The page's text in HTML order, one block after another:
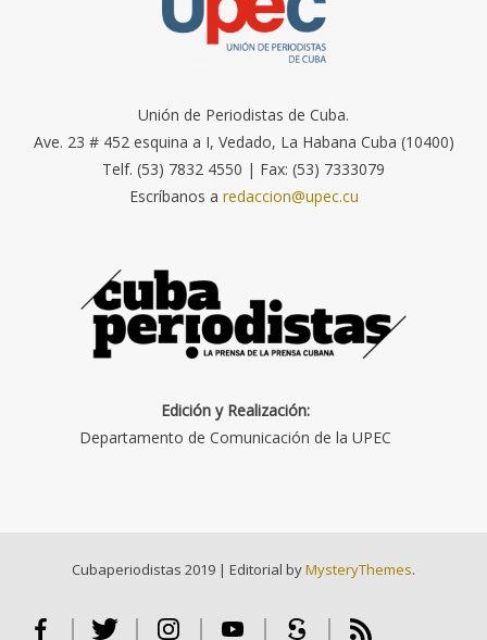
Unión de Periodistas de Cuba.
Ave. 23 # 452 esquina a I, Vedado, La Habana Cuba (10400)
Telf. (53) 7832 4550 | Fax: (53) 7333079
Escríbanos a redaccion@upec.cu
Edición y Realización:
Departamento de Comunicación de la UPEC
Cubaperiodistas 2019 | Editorial byMysteryThemes.